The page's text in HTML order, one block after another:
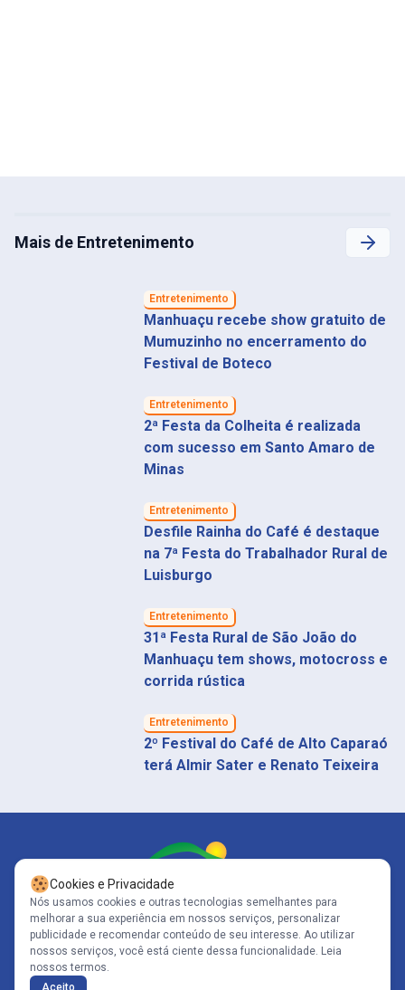
Mais de Entretenimento
Entretenimento
Manhuaçu recebe show gratuito de
Mumuzinho no encerramento do
Festival de Boteco
Entretenimento
2ª Festa da Colheita é realizada
com sucesso em Santo Amaro de
Minas
Entretenimento
Desfile Rainha do Café é destaque
na 7ª Festa do Trabalhador Rural de
Luisburgo
Entretenimento
31ª Festa Rural de São João do
Manhuaçu tem shows, motocross e
corrida rústica
Entretenimento
2º Festival do Café de Alto Caparaó
terá Almir Sater e Renato Teixeira
Siga-nos
Copyright© 2005-2026 - Portal Caparaó - CNPJ: 10.570.353/0001-80 | Todos
Cookies e Privacidade
Nós usamos cookies e outras tecnologias semelhantes para
melhorar a sua experiência em nossos serviços, personalizar
publicidade e recomendar conteúdo de seu interesse. Ao utilizar
nossos serviços, você está ciente dessa funcionalidade. Leia
nossos termos.
Aceito